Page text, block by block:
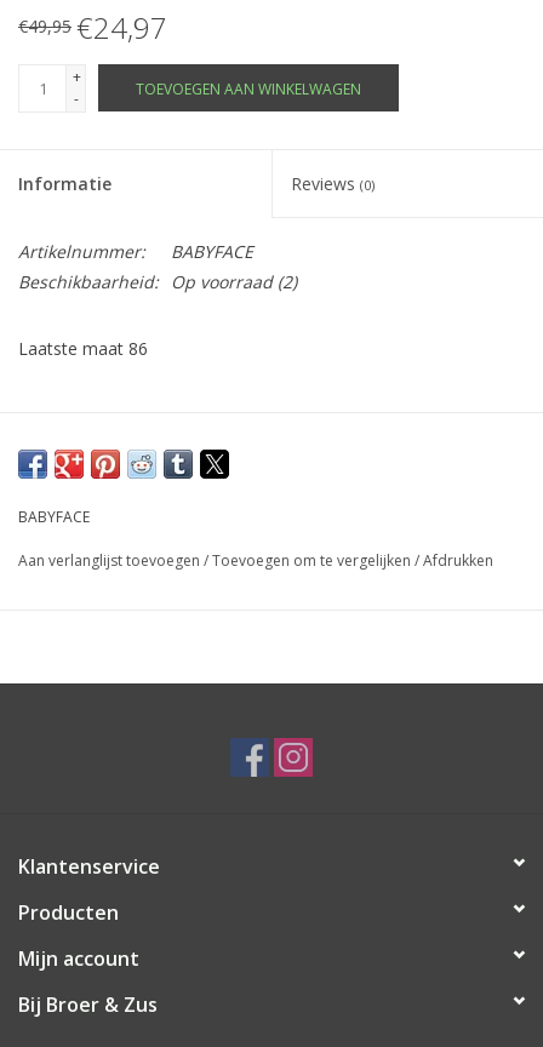
€49,95 €24,97
+
-
TOEVOEGEN AAN WINKELWAGEN
Informatie Reviews (0)
Artikelnummer:
BABYFACE
Beschikbaarheid:
Op voorraad(2)
Laatste maat 86
BABYFACE
Aan verlanglijst toevoegen /Toevoegen om te vergelijken /Afdrukken
Klantenservice
Producten
Mijn account
Bij Broer & Zus